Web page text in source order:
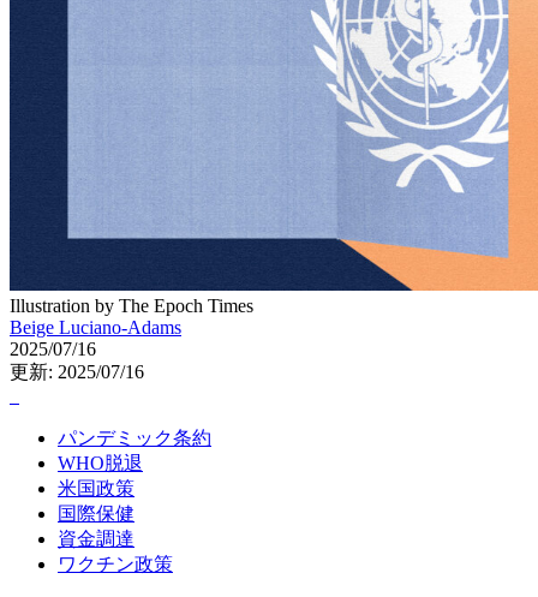
Illustration by The Epoch Times
Beige Luciano-Adams
2025/07/16
更新: 2025/07/16
パンデミック条約
WHO脱退
米国政策
国際保健
資金調達
ワクチン政策